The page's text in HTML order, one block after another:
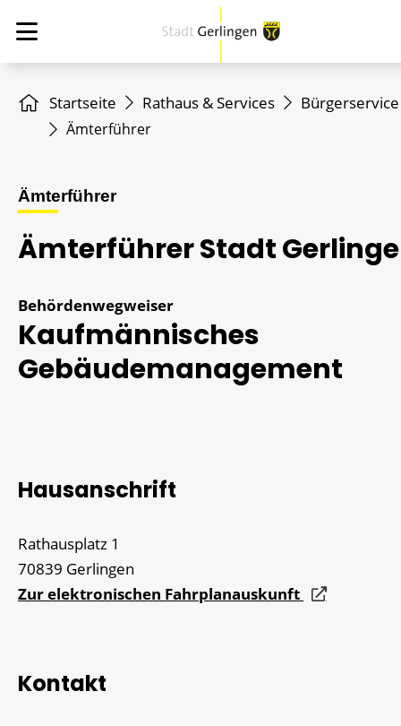
Startseite Rathaus & Services Bürgerservice
Ämterführer
Ämterführer
Ämterführer Stadt
Behördenwegweiser
Kaufmännisches
Gebäudemanagement
Hausanschrift
Rathausplatz 1
70839 Gerlingen
Zur elektronischen Fahrplanauskunft
Kontakt